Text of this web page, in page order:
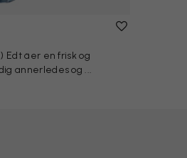
Edt äer en frisk og
annerledes og ...